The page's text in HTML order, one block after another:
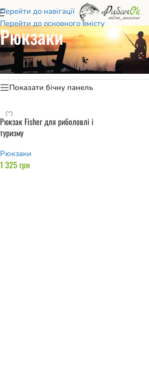
Перейти до навігації
Перейти до основного вмісту
Рюкзаки
Головна/Товари з позначками “Рюкзаки”
Показано один результат
Показати бічну панель
Рюкзак Fisher для риболовлі і
туризму
Рюкзаки
1 325грн